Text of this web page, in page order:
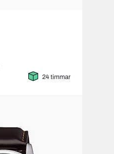
24 timmar